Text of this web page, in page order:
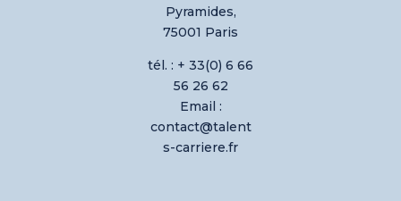
Pyramides,
75001 Paris
tél. : + 33(0) 6 66
56 26 62
Email :
contact@talent
s-carriere.fr